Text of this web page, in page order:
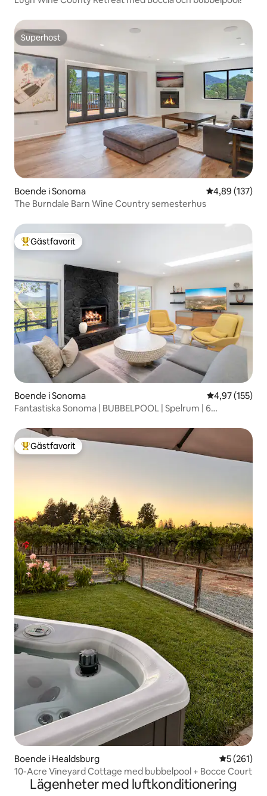
Superhost
Superhost
Boende i Sonoma 4,89 av 5 i
4,89 (137)
The Burndale Barn Wine Country semesterhus
Populär gästfavorit
Gästfavorit
Boende i Sonoma 4,97 av 5 i
4,97 (155)
Fantastiska Sonoma | BUBBELPOOL | Spelrum | 6
Populär gästfavorit
Gästfavorit
Boende i Healdsburg 5 av 5 i
5 (261)
10-Acre Vineyard Cottage med bubbelpool + Bocce Court
Lägenheter med luftkonditionering